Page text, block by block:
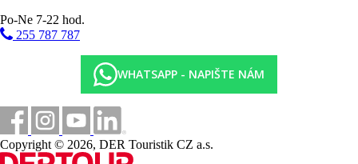
Po-Ne 7-22 hod.
255 787 787
WHATSAPP - NAPIŠTE NÁM
Copyright © 2026, DER Touristik CZ a.s.